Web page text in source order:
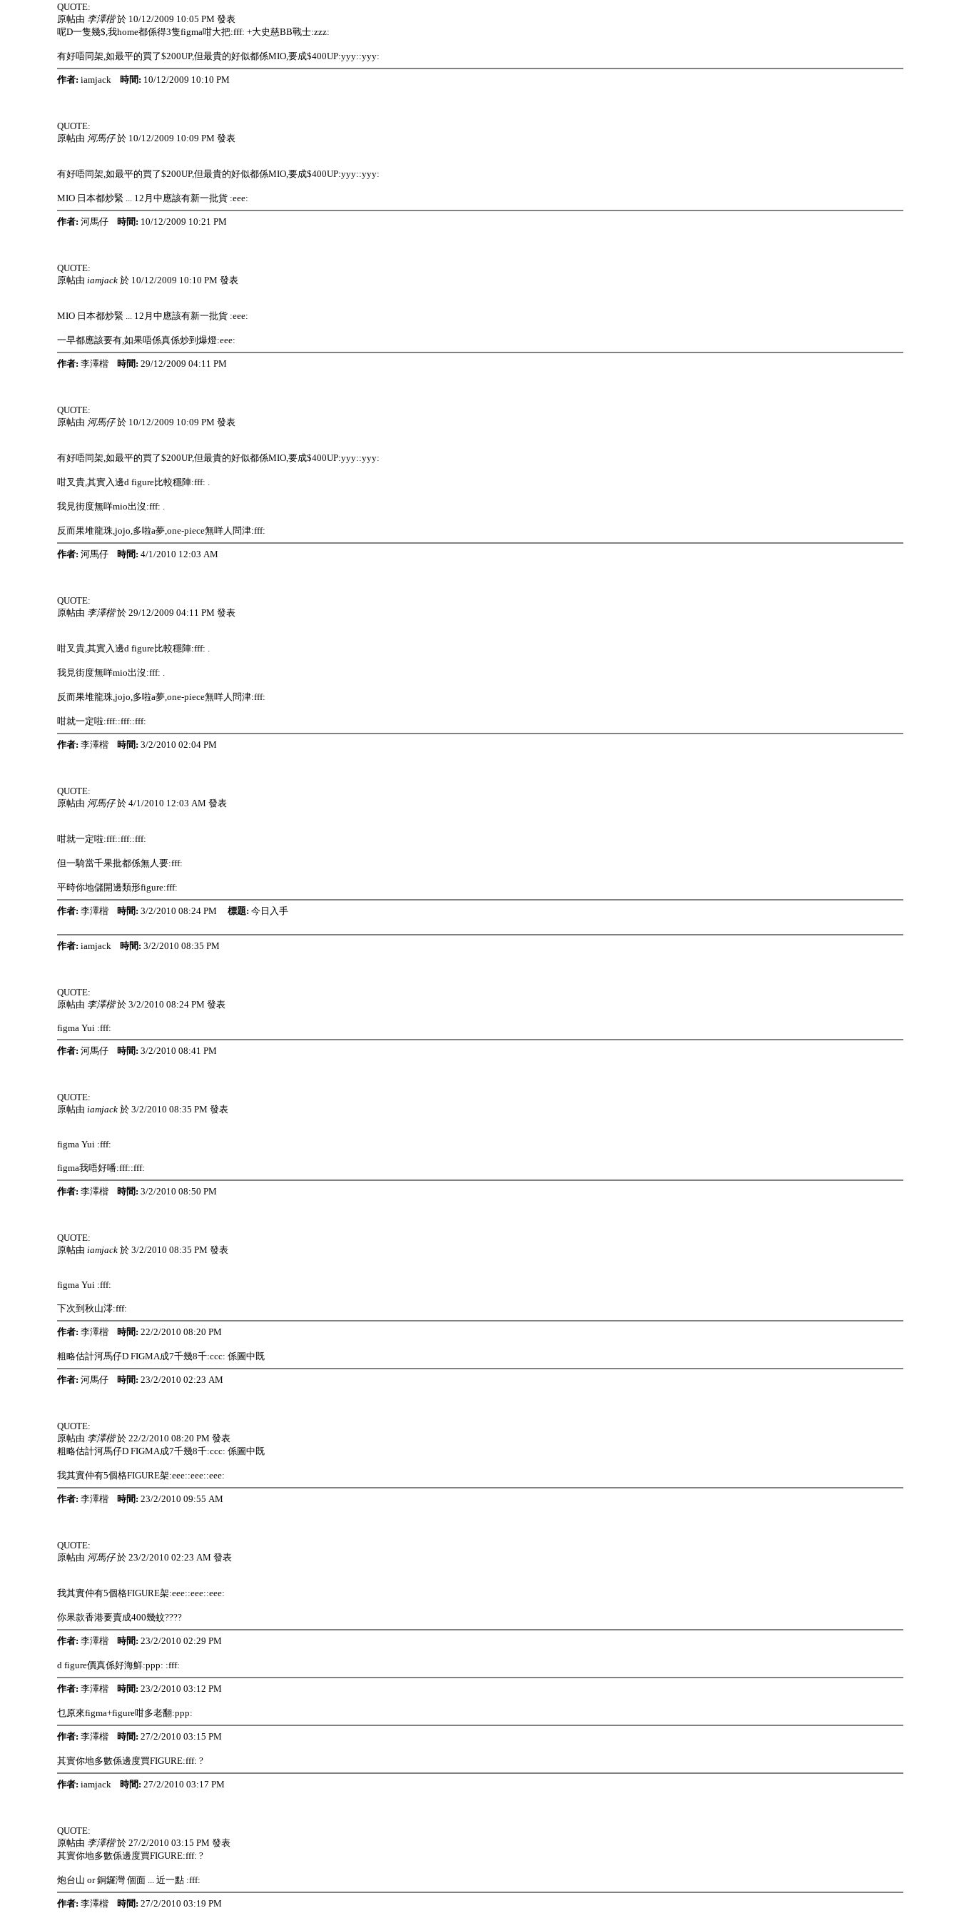
QUOTE:
原帖由 李澤楷於 10/12/2009 10:05 PM 發表
呢D一隻幾$,我home都係得3隻figma咁大把:fff: +大史慈BB戰士:zzz:
有好唔同架,如最平的買了$200UP,但最貴的好似都係MIO,要成$400UP:yyy::yyy:
作者: iamjack 時間: 10/12/2009 10:10 PM
QUOTE:
原帖由 河馬仔於 10/12/2009 10:09 PM 發表
有好唔同架,如最平的買了$200UP,但最貴的好似都係MIO,要成$400UP:yyy::yyy:
MIO 日本都炒緊 ... 12月中應該有新一批貨 :eee:
作者: 河馬仔 時間: 10/12/2009 10:21 PM
QUOTE:
原帖由 iamjack 於 10/12/2009 10:10 PM 發表
MIO 日本都炒緊 ... 12月中應該有新一批貨 :eee:
一早都應該要有,如果唔係真係炒到爆燈:eee:
作者: 李澤楷 時間: 29/12/2009 04:11 PM
QUOTE:
原帖由 河馬仔於 10/12/2009 10:09 PM 發表
有好唔同架,如最平的買了$200UP,但最貴的好似都係MIO,要成$400UP:yyy::yyy:
咁叉貴,其實入邊d figure比較穩陣:fff: .
我見街度無咩mio出沒:fff: .
反而果堆龍珠,jojo,多啦a夢,one-piece無咩人問津:fff:
作者: 河馬仔 時間: 4/1/2010 12:03 AM
QUOTE:
原帖由 李澤楷於 29/12/2009 04:11 PM 發表
咁叉貴,其實入邊d figure比較穩陣:fff: .
我見街度無咩mio出沒:fff: .
反而果堆龍珠,jojo,多啦a夢,one-piece無咩人問津:fff:
咁就一定啦:fff::fff::fff:
作者: 李澤楷 時間: 3/2/2010 02:04 PM
QUOTE:
原帖由 河馬仔於 4/1/2010 12:03 AM 發表
咁就一定啦:fff::fff::fff:
但一騎當千果批都係無人要:fff:
平時你地儲開邊類形figure:fff:
作者: 李澤楷 時間: 3/2/2010 08:24 PM 標題: 今日入手
作者: iamjack 時間: 3/2/2010 08:35 PM
QUOTE:
原帖由 李澤楷於 3/2/2010 08:24 PM 發表
figma Yui :fff:
作者: 河馬仔 時間: 3/2/2010 08:41 PM
QUOTE:
原帖由 iamjack 於 3/2/2010 08:35 PM 發表
figma Yui :fff:
figma我唔好噃:fff::fff:
作者: 李澤楷 時間: 3/2/2010 08:50 PM
QUOTE:
原帖由 iamjack 於 3/2/2010 08:35 PM 發表
figma Yui :fff:
下次到秋山澪:fff:
作者: 李澤楷 時間: 22/2/2010 08:20 PM
粗略估計河馬仔D FIGMA成7千幾8千:ccc: 係圖中既
作者: 河馬仔 時間: 23/2/2010 02:23 AM
QUOTE:
原帖由 李澤楷於 22/2/2010 08:20 PM 發表
粗略估計河馬仔D FIGMA成7千幾8千:ccc: 係圖中既
我其實仲有5個格FIGURE架:eee::eee::eee:
作者: 李澤楷 時間: 23/2/2010 09:55 AM
QUOTE:
原帖由 河馬仔於 23/2/2010 02:23 AM 發表
我其實仲有5個格FIGURE架:eee::eee::eee:
你果款香港要賣成400幾蚊????
作者: 李澤楷 時間: 23/2/2010 02:29 PM
d figure價真係好海鮮:ppp: :fff:
作者: 李澤楷 時間: 23/2/2010 03:12 PM
乜原來figma+figure咁多老翻:ppp:
作者: 李澤楷 時間: 27/2/2010 03:15 PM
其實你地多數係邊度買FIGURE:fff: ?
作者: iamjack 時間: 27/2/2010 03:17 PM
QUOTE:
原帖由 李澤楷於 27/2/2010 03:15 PM 發表
其實你地多數係邊度買FIGURE:fff: ?
炮台山 or 銅鑼灣 個面 ... 近一點 :fff:
作者: 李澤楷 時間: 27/2/2010 03:19 PM